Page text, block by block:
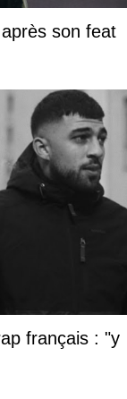
son feat
français : "y